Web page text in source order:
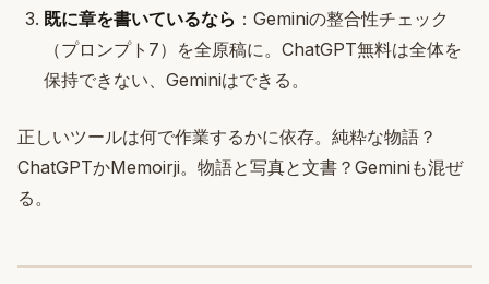
既に章を書いているなら ：Geminiの整合性チェック
（プロンプト7）を全原稿に。ChatGPT無料は全体を
保持できない、Geminiはできる。
正しいツールは何で作業するかに依存。純粋な物語？
ChatGPTかMemoirji。物語と写真と文書？Geminiも混ぜ
る。